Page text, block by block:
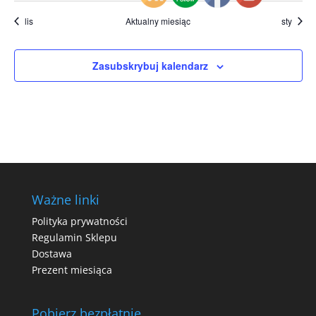
lis Aktualny miesiąc sty
Zasubskrybuj kalendarz
Ważne linki
Polityka prywatności
Regulamin Sklepu
Dostawa
Prezent miesiąca